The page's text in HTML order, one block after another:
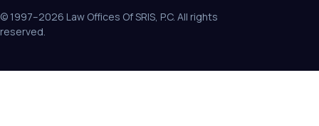
© 1997–2026 Law Offices Of SRIS, P.C. All rights
reserved.